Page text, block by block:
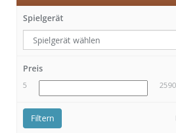
Spielgerät
Preis
5 2590
Filtern